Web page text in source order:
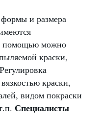
и размера
помощью можно
краски,
краски,
видом покраски
Специалисты